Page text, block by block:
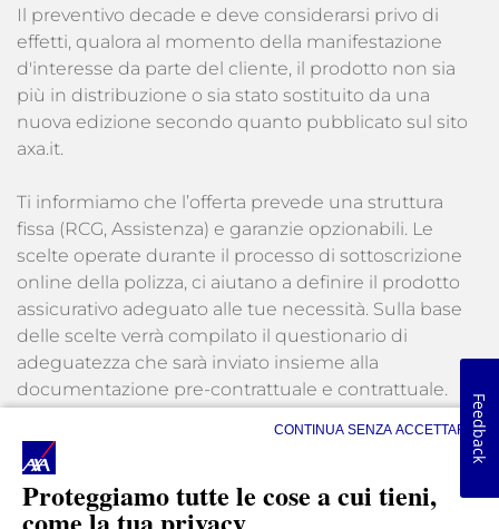
Proteggiamo tutte le cose a cui tieni,
CONTINUA SENZA ACCETTARE
Il preventivo decade e deve considerarsi privo di
effetti, qualora al momento della manifestazione
d'interesse da parte del cliente, il prodotto non sia
più in distribuzione o sia stato sostituito da una
nuova edizione secondo quanto pubblicato sul sito
axa.it.
Ti informiamo che l’offerta prevede una struttura
fissa (RCG, Assistenza) e garanzie opzionabili. Le
scelte operate durante il processo di sottoscrizione
online della polizza, ci aiutano a definire il prodotto
assicurativo adeguato alle tue necessità. Sulla base
delle scelte verrà compilato il questionario di
adeguatezza che sarà inviato insieme alla
documentazione pre-contrattuale e contrattuale.
Le quotazioni che trovi in queste pagine sono state
formulate con un pacchetto di garanzie base per
offrirti una copertura
Standard/Consigliata/Protezione Più per poterti dare
Feedback